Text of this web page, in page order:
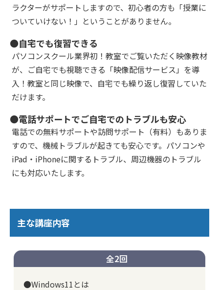
ラクターがサポートしますので、初心者の方も「授業に
ついていけない！」ということがありません。
●自宅でも復習できる
パソコンスクール業界初！教室でご覧いただく映像教材
が、ご自宅でも視聴できる「映像配信サービス」を導
入！教室と同じ映像で、自宅でも繰り返し復習していた
だけます。
●電話サポートでご自宅でのトラブルも安心
電話での無料サポートや訪問サポート（有料）もありま
すので、機械トラブルが起きても安心です。パソコンや
iPad・iPhoneに関するトラブル、周辺機器のトラブル
にも対応いたします。
主な講座内容
全2回
●Windows11とは